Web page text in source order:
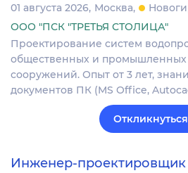
01 августа 2026 Москва
ООО "ПСК "ТРЕТЬЯ СТОЛИЦА"
Проектирование систем
общественных и промышленных
сооружений. Опыт от 3 лет,
документов ПК (MS Office,
Откликнуться
Инженер-проектировщик